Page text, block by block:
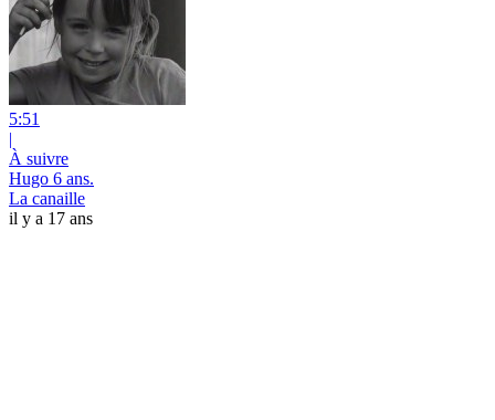
5:51
|
À suivre
Hugo 6 ans.
La canaille
il y a 17 ans